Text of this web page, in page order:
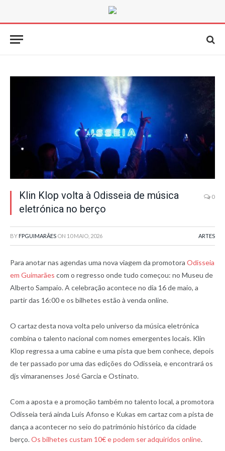
Klin Klop volta à Odisseia de música
eletrónica no berço
0
BY FPGUIMARÃES ON 10 MAIO, 2026 ARTES
Para anotar nas agendas uma nova viagem da promotora Odisseia
em Guimarães com o regresso onde tudo começou: no Museu de
Alberto Sampaio. A celebração acontece no dia 16 de maio, a
partir das 16:00 e os bilhetes estão à venda online.
O cartaz desta nova volta pelo universo da música eletrónica
combina o talento nacional com nomes emergentes locais. Klin
Klop regressa a uma cabine e uma pista que bem conhece, depois
de ter passado por uma das edições do Odisseia, e encontrará os
djs vimaranenses José Garcia e Ostinato.
Com a aposta e a promoção também no talento local, a promotora
Odisseia terá ainda Luís Afonso e Kukas em cartaz com a pista de
dança a acontecer no seio do património histórico da cidade
berço.Os bilhetes custam 10€ e podem ser adquiridos online.